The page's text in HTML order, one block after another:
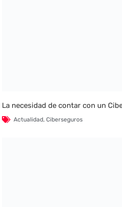
La necesidad de contar con un
Actualidad,Ciberseguros